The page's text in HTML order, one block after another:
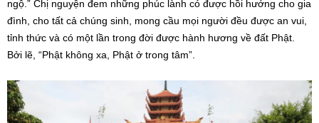
ngộ.” Chị nguyện đem những phúc lành có được hồi hướng cho gia
đình, cho tất cả chúng sinh, mong cầu mọi người đều được an vui,
tỉnh thức và có một lần trong đời được hành hương về đất Phật.
Bởi lẽ, “Phật không xa, Phật ở trong tâm”.